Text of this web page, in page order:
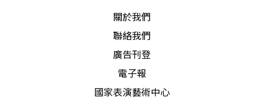
關於我們
聯絡我們
廣告刊登
電子報
國家表演藝術中心